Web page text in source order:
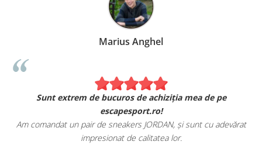
Marius Anghel
Sunt extrem de bucuros de achiziția mea de pe
escapesport.ro!
Am comandat un pair de sneakers JORDAN, și sunt cu adevărat
impresionat de calitatea lor.